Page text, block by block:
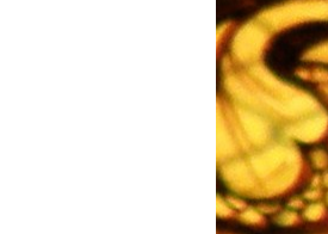
Historique de